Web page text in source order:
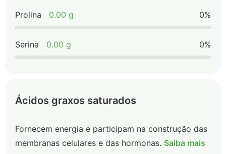
Prolina 0.00 g 0%
Serina 0.00 g 0%
Ácidos graxos saturados
Fornecem energia e participam na construção das
membranas celulares e das hormonas. Saiba mais